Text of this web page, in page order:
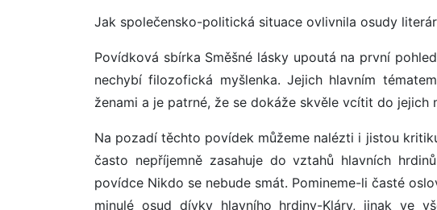
Jak společensko-politická situace ovlivnila osudy
Povídková sbírka Směšné lásky upoutá na první
nechybí filozofická myšlenka. Jejich hlavním
ženami a je patrné, že se dokáže skvěle vcítit do jejich
Na pozadí těchto povídek můžeme nalézti i jistou
často nepříjemně zasahuje do vztahů hlavních
povídce Nikdo se nebude smát. Pomineme-li časté
minulé osud dívky hlavního hrdiny-Kláry, jinak ve